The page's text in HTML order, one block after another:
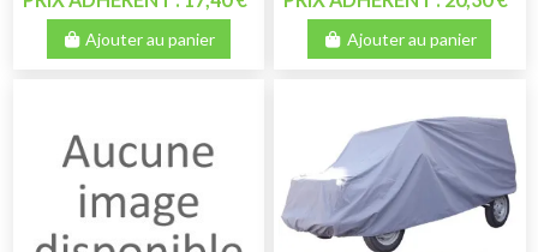
Ajouter au panier Ajouter au panier